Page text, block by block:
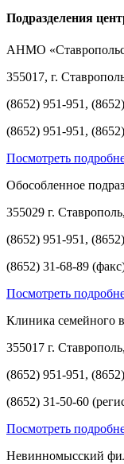
Подразделения
АНМО
355017, г.
(8652) 951-951,
(8652) 951-951,
Посмотреть
Обособленное
355029 г.
(8652) 951-951,
(8652) 31-68-89
Посмотреть
Клиника семейного
355017 г.
(8652) 951-951,
(8652) 31-50-60
Посмотреть
Невинномысский